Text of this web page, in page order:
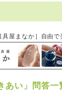
具屋まなか］自由
あい」問答一